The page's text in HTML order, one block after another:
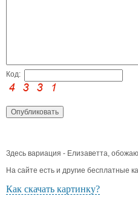
Код:
Здесь вариация - Елизаветта,
На сайте есть и другие бесплатные
Как скачать картинку?